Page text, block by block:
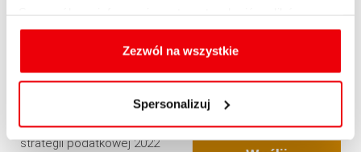
cookies, celu i sposobu korzystania z nich przez nas
oraz zmiany ustawień plików cookies a także ich
usuwania z przeglądarki internetowej, znajdują się
Zezwól na wszystkie
Spersonalizuj
strategii podatkowej 2020
Informacja o realizowanej
strategii podatkowej 2021
Informacja o realizowanej
strategii podatkowej 2022